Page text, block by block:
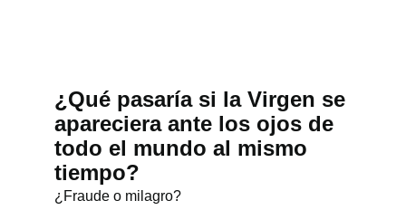
¿Qué pasaría si la Virgen se
apareciera ante los ojos de
todo el mundo al mismo
tiempo?
¿Fraude o milagro?